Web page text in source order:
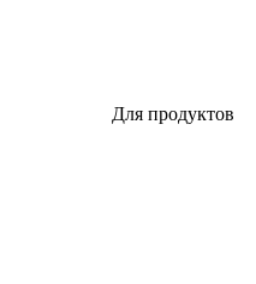
Для продуктов